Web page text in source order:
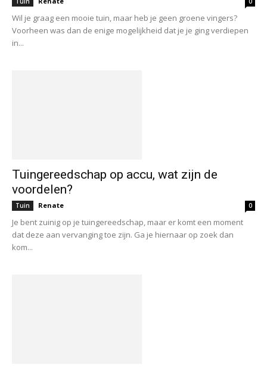
Wil je graag een mooie tuin, maar heb je geen groene vingers?
Voorheen was dan de enige mogelijkheid dat je je ging verdiepen
in...
Tuingereedschap op accu, wat zijn de
voordelen?
Tuin Renate 0
Je bent zuinig op je tuingereedschap, maar er komt een moment
dat deze aan vervanging toe zijn. Ga je hiernaar op zoek dan
kom...